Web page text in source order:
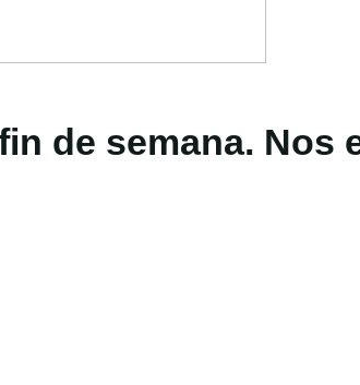
de semana. Nos